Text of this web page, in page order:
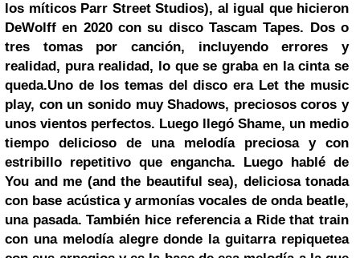
los míticos Parr Street Studios), al igual que hicieron
DeWolff en 2020 con su disco Tascam Tapes. Dos o
tres tomas por canción, incluyendo errores y
realidad, pura realidad, lo que se graba en la cinta se
queda.Uno de los temas del disco era Let the music
play, con un sonido muy Shadows, preciosos coros y
unos vientos perfectos. Luego llegó Shame, un medio
tiempo delicioso de una melodía preciosa y con
estribillo repetitivo que engancha. Luego hablé de
You and me (and the beautiful sea), deliciosa tonada
con base acústica y armonías vocales de onda beatle,
una pasada. También hice referencia a Ride that train
con una melodía alegre donde la guitarra repiquetea